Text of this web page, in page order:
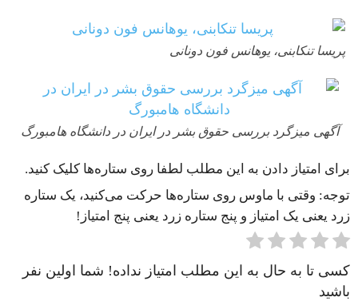
پریسا تنکابنی، یوهانس فون دونانی
آگهی میزگرد بررسی حقوق بشر در ایران در دانشگاه هامبورگ
برای امتیاز دادن به این مطلب لطفا روی ستاره‌ها کلیک کنید.
توجه: وقتی با ماوس روی ستاره‌ها حرکت می‌کنید، یک ستاره
زرد یعنی یک امتیاز و پنج ستاره زرد یعنی پنج امتیاز!
کسی تا به حال به این مطلب امتیاز نداده! شما اولین نفر
باشید